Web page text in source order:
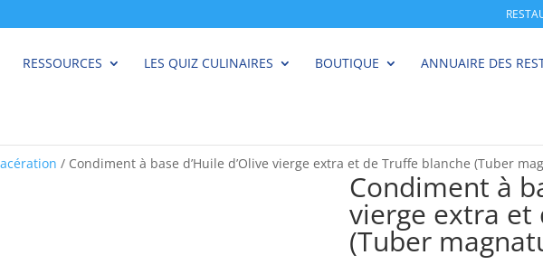
RESSOURCES LES QUIZ CULINAIRES BOUTIQUE ANNUAIRE DES
/ Condiment à base d’Huile d’Olive vierge extra et de Truffe blanche (Tuber
Condiment à
vierge extra et
(Tuber